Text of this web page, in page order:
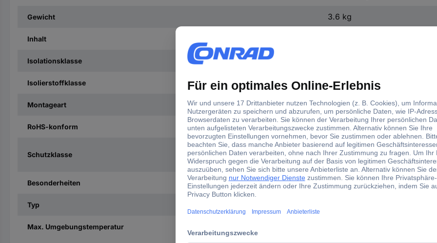
Gewicht 3.6 kg
Inhalt
Isolationsklasse
Isolierstoffklasse Klasse F
Montageart Fußwinkel
RoHS-konform Ja
Schutzklasse
I
IP00
Besonderheiten +/- 15 V Klemme für
Typ
Max. Umgebungstemperatur